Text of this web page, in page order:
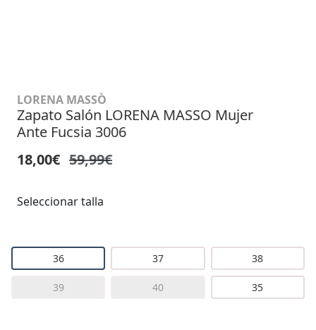
LORENA MASSÒ
Zapato Salón LORENA MASSO Mujer
Ante Fucsia 3006
18,00€ 59,99€
Seleccionar talla
36 37 38
39 40 35